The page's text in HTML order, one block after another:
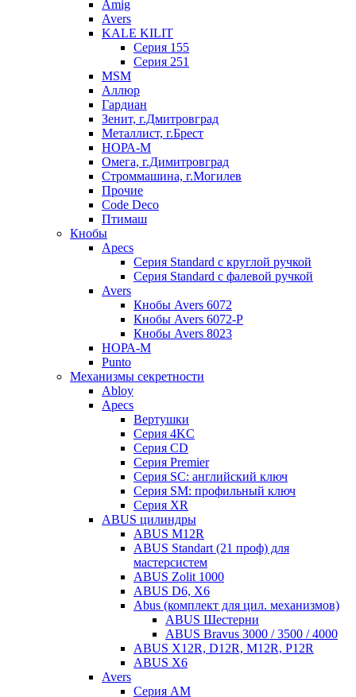
Amig
Avers
KALE KILIT
Серия 155
Серия 251
MSM
Аллюр
Гардиан
Зенит, г.Дмитровград
Металлист, г.Брест
НОРА-М
Омега, г.Димитровград
Строммашина, г.Могилев
Прочие
Code Deco
Птимаш
Кнобы
Apecs
Серия Standard с круглой ручкой
Серия Standard с фалевой ручкой
Avers
Кнобы Avers 6072
Кнобы Avers 6072-P
Кнобы Avers 8023
НОРА-М
Punto
Механизмы секретности
Abloy
Apecs
Вертушки
Серия 4KC
Серия CD
Серия Premier
Серия SC: английский ключ
Серия SM: профильный ключ
Серия XR
ABUS цилиндры
ABUS M12R
ABUS Standart (21 проф) для
мастерсистем
ABUS Zolit 1000
ABUS D6, X6
Abus (комплект для цил. механизмов)
ABUS Шестерни
ABUS Bravus 3000 / 3500 / 4000
ABUS X12R, D12R, M12R, P12R
ABUS X6
Avers
Серия AM